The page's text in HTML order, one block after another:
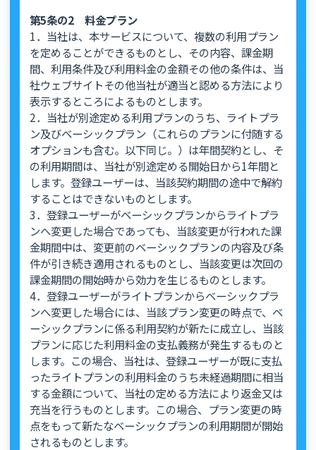
第5条の2 料金プラン
1．当社は、本サービスについて、複数の利用プラン
を定めることができるものとし、その内容、課金期
間、利用条件及び利用料金の金額その他の条件は、当
社ウェブサイトその他当社が適当と認める方法により
表示するところによるものとします。
2．当社が別途定める利用プランのうち、ライトプラ
ン及びベーシックプラン（これらのプランに付随する
オプションも含む。以下同じ。）は年間契約とし、そ
の利用期間は、当社が別途定める開始日から1年間と
します。登録ユーザーは、当該契約期間の途中で解約
することはできないものとします。
3．登録ユーザーがベーシックプランからライトプラ
ンへ変更した場合であっても、当該変更が行われた課
金期間中は、変更前のベーシックプランの内容及び条
件が引き続き適用されるものとし、当該変更は次回の
課金期間の開始時から効力を生じるものとします。
4．登録ユーザーがライトプランからベーシックプラ
ンへ変更した場合には、当該プラン変更の時点で、ベ
ーシックプランに係る利用契約が新たに成立し、当該
プランに応じた利用料金の支払義務が発生するものと
します。この場合、当社は、登録ユーザーが既に支払
ったライトプランの利用料金のうち未経過期間に相当
する金額について、当社の定める方法により返金又は
充当を行うものとします。この場合、プラン変更の時
点をもって新たなベーシックプランの利用期間が開始
されるものとします。